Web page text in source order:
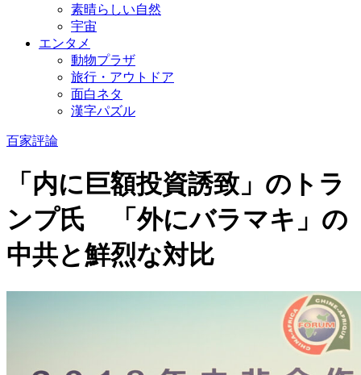
素晴らしい自然
宇宙
エンタメ
動物プラザ
旅行・アウトドア
面白ネタ
漢字パズル
百家評論
「内に巨額投資誘致」のトラ
ンプ氏 「外にバラマキ」の
中共と鮮烈な対比